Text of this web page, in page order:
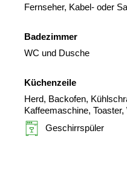
Fernseher, Kabel- oder
Badezimmer
WC und Dusche
Küchenzeile
Herd, Backofen,
Kaffeemaschine,
Geschirrspüler